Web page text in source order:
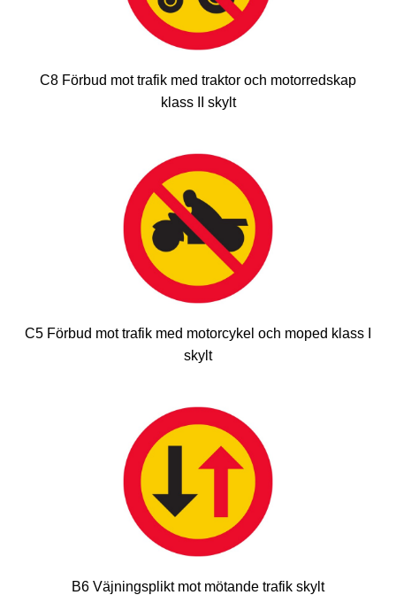
C8 Förbud mot trafik med traktor och motorredskap
klass II skylt
C5 Förbud mot trafik med motorcykel och moped klass I
skylt
B6 Väjningsplikt mot mötande trafik skylt